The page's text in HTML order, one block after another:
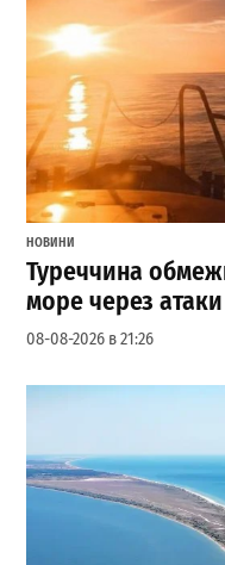
НОВИНИ
Туреччина
море через
08-08-2026 в 21:26